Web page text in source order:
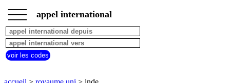
accueil
royaume
uni
appel
depuis
pays
___
___ appel international
voir les codes